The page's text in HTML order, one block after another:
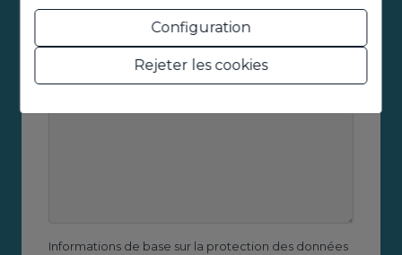
Informations de base sur la protection des données
Configuration
Rejeter les cookies